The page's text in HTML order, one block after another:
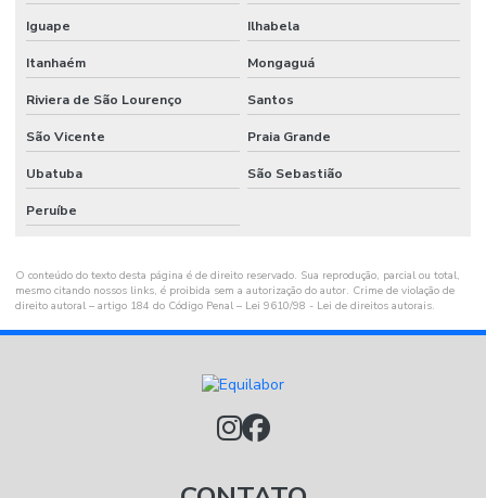
Iguape Ilhabela
Itanhaém Mongaguá
Riviera de São Lourenço Santos
São Vicente Praia Grande
Ubatuba São Sebastião
Peruíbe
O conteúdo do texto desta página é de direito reservado. Sua reprodução, parcial ou total,
mesmo citando nossos links, é proibida sem a autorização do autor. Crime de violação de
direito autoral – artigo 184 do Código Penal – Lei 9610/98 - Lei de direitos autorais.